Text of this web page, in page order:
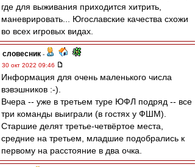
где для выживания приходится хитрить,
маневрировать... Югославские качества схожи
во всех игровых видах.
словесник -
30 окт 2022 09:46
Информация для очень маленького числа
вэвэшников :-).
Вчера -- уже в третьем туре ЮФЛ подряд -- все
три команды выиграли (в гостях у ФШМ).
Старшие делят третье-четвёртое места,
средние на третьем, младшие подобрались к
первому на расстояние в два очка.